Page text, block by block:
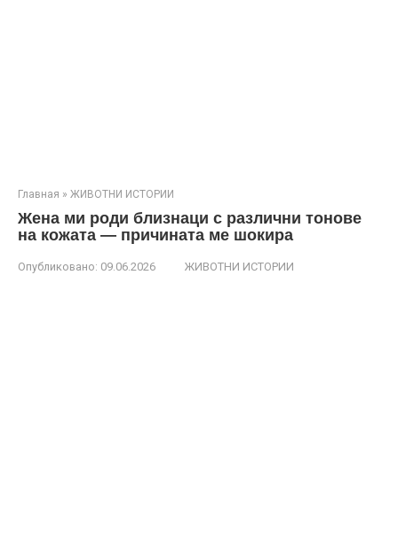
Главная » ЖИВОТНИ ИСТОРИИ
Жена ми роди близнаци с различни тонове
на кожата — причината ме шокира
Опубликовано: 09.06.2026 ЖИВОТНИ ИСТОРИИ